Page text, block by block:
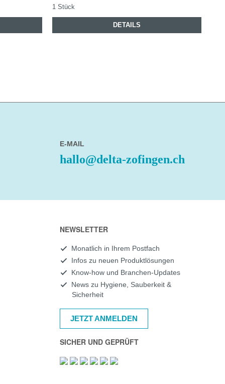
1 Stück
DETAILS
E-MAIL
hallo@delta-zofingen.ch
NEWSLETTER
Monatlich in Ihrem Postfach
Infos zu neuen Produktlösungen
Know-how und Branchen-Updates
News zu Hygiene, Sauberkeit &
Sicherheit
JETZT ANMELDEN
SICHER UND GEPRÜFT